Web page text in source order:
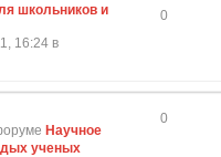
школьников и
16:24 в
0
Научное
ученых
0